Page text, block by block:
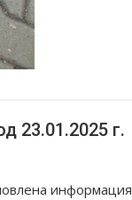
23.01.2025 г.